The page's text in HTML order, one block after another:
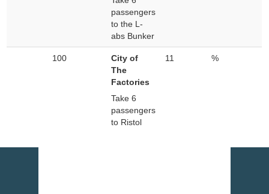
passengers
to the L-
abs Bunker
100
City of
The
Factories
Take 6
passengers
to Ristol
11 %